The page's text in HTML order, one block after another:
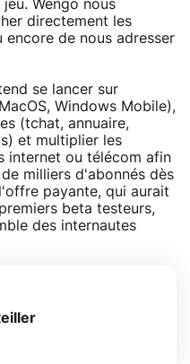
Wengo nous
directement les
de nous adresser
se lancer sur
Windows Mobile),
(tchat, annuaire,
et multiplier les
internet ou télécom afin
milliers d'abonnés dès
payante, qui aurait
beta testeurs,
des internautes